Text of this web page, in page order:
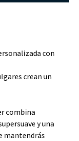
con
crean un
combina
y una
mantendrás